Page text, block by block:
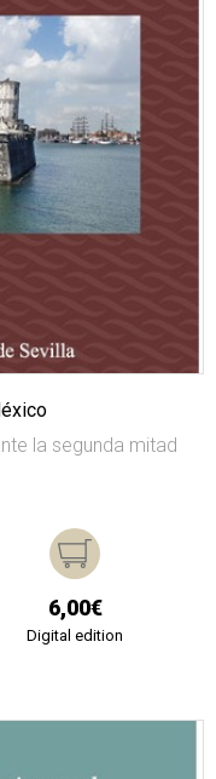
la segunda mitad
6,00€
Digital edition